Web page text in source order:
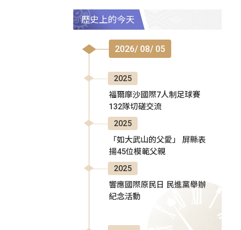
歷史上的今天
2026/ 08/ 05
2025
福爾摩沙國際7人制足球賽
132隊切磋交流
2025
「如大武山的父愛」 屏縣表
揚45位模範父親
2025
響應國際原民日 民進黨舉辦
紀念活動